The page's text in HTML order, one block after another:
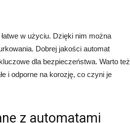
w użyciu. Dzięki nim można
Dobrej jakości automat
dla bezpieczeństwa. Warto też
i odporne na korozję, co czyni je
z automatami